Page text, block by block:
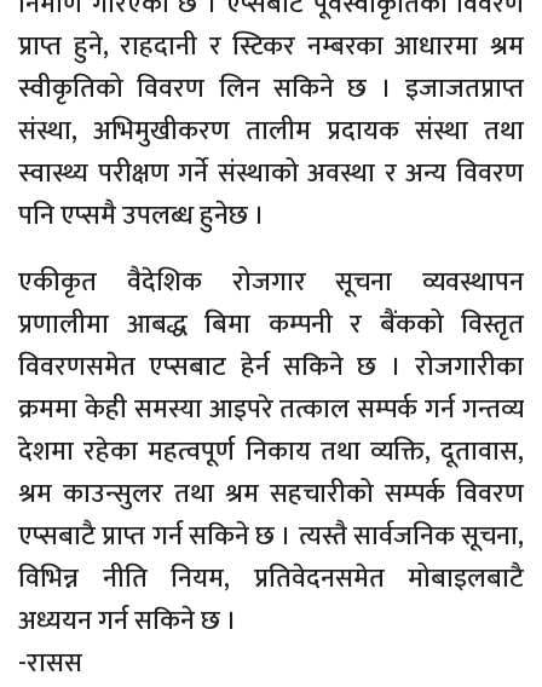
प्राप्त हुने, राहदानी र स्टिकर नम्बरका आधारमा श्रम
स्वीकृतिको विवरण लिन सकिने छ । इजाजतप्राप्त
संस्था, अभिमुखीकरण तालीम प्रदायक संस्था तथा
स्वास्थ्य परीक्षण गर्ने संस्थाको अवस्था र अन्य विवरण
पनि एप्समै उपलब्ध हुनेछ ।
एकीकृत वैदेशिक रोजगार सूचना व्यवस्थापन
प्रणालीमा आबद्ध बिमा कम्पनी र बैंकको विस्तृत
विवरणसमेत एप्सबाट हेर्न सकिने छ । रोजगारीका
क्रममा केही समस्या आइपरे तत्काल सम्पर्क गर्न गन्तव्य
देशमा रहेका महत्वपूर्ण निकाय तथा व्यक्ति, दूतावास,
श्रम काउन्सुलर तथा श्रम सहचारीको सम्पर्क विवरण
एप्सबाटै प्राप्त गर्न सकिने छ । त्यस्तै सार्वजनिक सूचना,
विभिन्न नीति नियम, प्रतिवेदनसमेत मोबाइलबाटै
अध्ययन गर्न सकिने छ ।
-रासस